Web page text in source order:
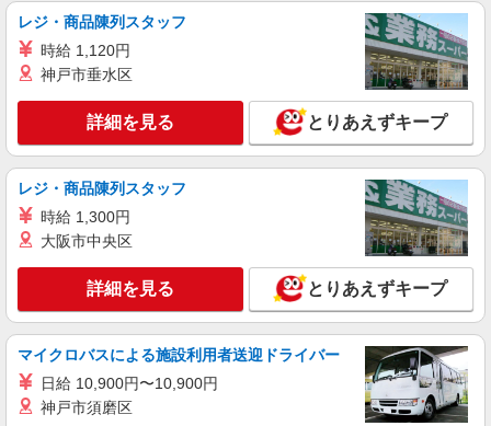
通費全支給(ガソリン代含む)＞
キープ 詳細を見る
派遣社員
株式会社kotrio /●MT-H-1854237
福祉看護は人生のサポーター。シニア住宅の看
時給2000円〜2500円＜交通費全額支給/日払
長野県長野市
キープ 詳細を見る
派遣社員
株式会社kotrio /●MT-H-2086526
レジ・商品陳列スタッフ
時給 1,120円
神戸市垂水区
詳細を見る とりあえずキープ
レジ・商品陳列スタッフ
時給 1,300円
大阪市中央区
詳細を見る とりあえずキープ
マイクロバスによる施設利用者送迎ドライバー
日給 10,900円〜10,900円
神戸市須磨区